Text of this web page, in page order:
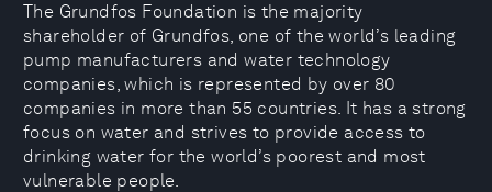
The Grundfos Foundation is the majority
shareholder of Grundfos, one of the world’s leading
pump manufacturers and water technology
companies, which is represented by over 80
companies in more than 55 countries. It has a strong
focus on water and strives to provide access to
drinking water for the world’s poorest and most
vulnerable people.